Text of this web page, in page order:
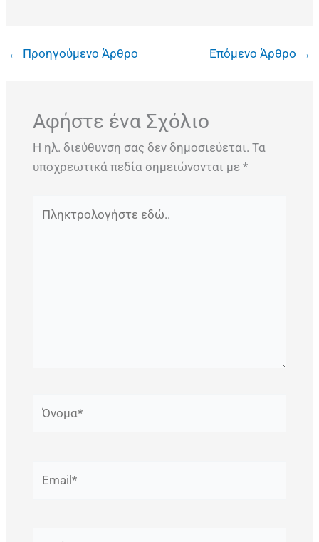
← Προηγούμενο Άρθρο Επόμενο Άρθρο →
Αφήστε ένα Σχόλιο
Η ηλ. διεύθυνση σας δεν δημοσιεύεται. Τα
υποχρεωτικά πεδία σημειώνονται με *
εδώ..